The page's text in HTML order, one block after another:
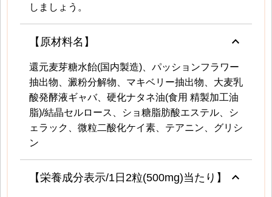
しましょう。
【原材料名】 keyboard_arrow_up
還元麦芽糖水飴(国内製造)、パッションフラワー
抽出物、澱粉分解物、マキベリー抽出物、大麦乳
酸発酵液ギャバ、硬化ナタネ油(食用 精製加工油
脂)/結晶セルロース、ショ糖脂肪酸エステル、シ
ェラック、微粒二酸化ケイ素、テアニン、グリシ
ン
【栄養成分表示/1日2粒(500mg)当たり】 keyboard_arrow_up